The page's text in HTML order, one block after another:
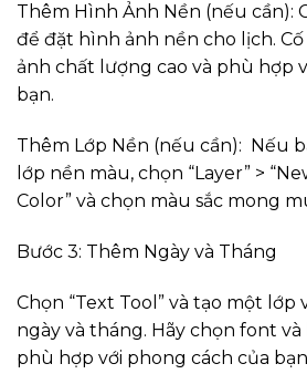
Thêm Hình Ảnh Nền (nếu cần):
để đặt hình ảnh nền cho lịch.
ảnh chất lượng cao và phù hợp
bạn.
Thêm Lớp Nền (nếu cần): Nếu
lớp nền màu, chọn “Layer” >
Color” và chọn màu sắc mong
Bước 3: Thêm Ngày và Tháng
Chọn “Text Tool” và tạo một lớp
ngày và tháng. Hãy chọn font
phù hợp với phong cách của